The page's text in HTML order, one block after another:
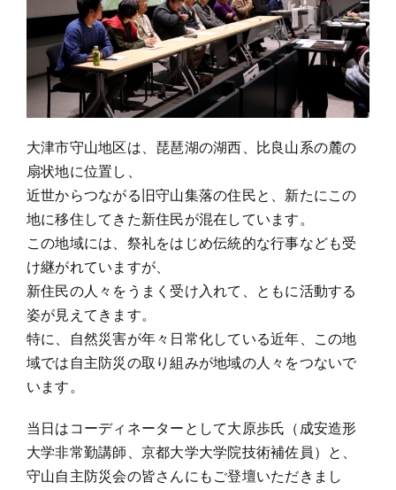
大津市守山地区は、琵琶湖の湖西、比良山系の麓の
扇状地に位置し、
近世からつながる旧守山集落の住民と、新たにこの
地に移住してきた新住民が混在しています。
この地域には、祭礼をはじめ伝統的な行事なども受
け継がれていますが、
新住民の人々をうまく受け入れて、ともに活動する
姿が見えてきます。
特に、自然災害が年々日常化している近年、この地
域では自主防災の取り組みが地域の人々をつないで
います。
当日はコーディネーターとして大原歩氏（成安造形
大学非常勤講師、京都大学大学院技術補佐員）と、
守山自主防災会の皆さんにもご登壇いただきまし